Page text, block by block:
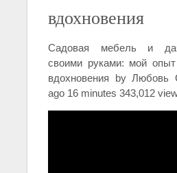
вдохновения
Садовая мебель и
своими руками: мой
вдохновения by Любовь
ago 16 minutes 343,012